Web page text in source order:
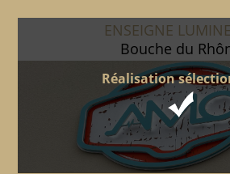
Réalisation
ENSEIGNE
Bouche du